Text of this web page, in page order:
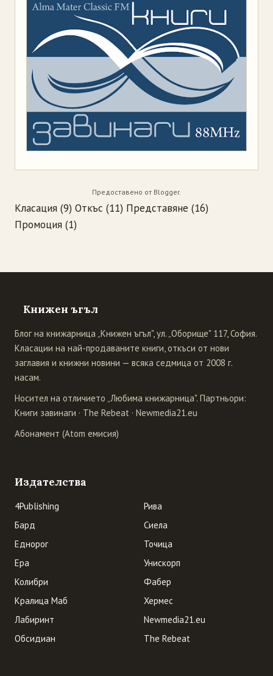
Предоставено от Blogger.
Класация (9) Откъс (11) Представяне (16)
Промоция (1)
Книжен ъгъл
Блог на книжарница „Книжен ъгъл", ул. „Оборище" 117, София.
Класации на най-продаваните книги, откъси от нови
заглавия и книжни новини — всяка седмица от 2008 г.
насам.
Носител на отличието „Любима книжарница". Партньори:
Книги завинаги · The Rebeat · Newmedia21.eu
Абонамент (Atom емисия)
Издателства
4Publishing
Бард
Еднорог
Ера
Колибри
Кралица Маб
Лабиринт
Обсидиан
Рива
Сиела
Точица
Унискорп
Фабер
Хермес
Newmedia21.eu
The Rebeat